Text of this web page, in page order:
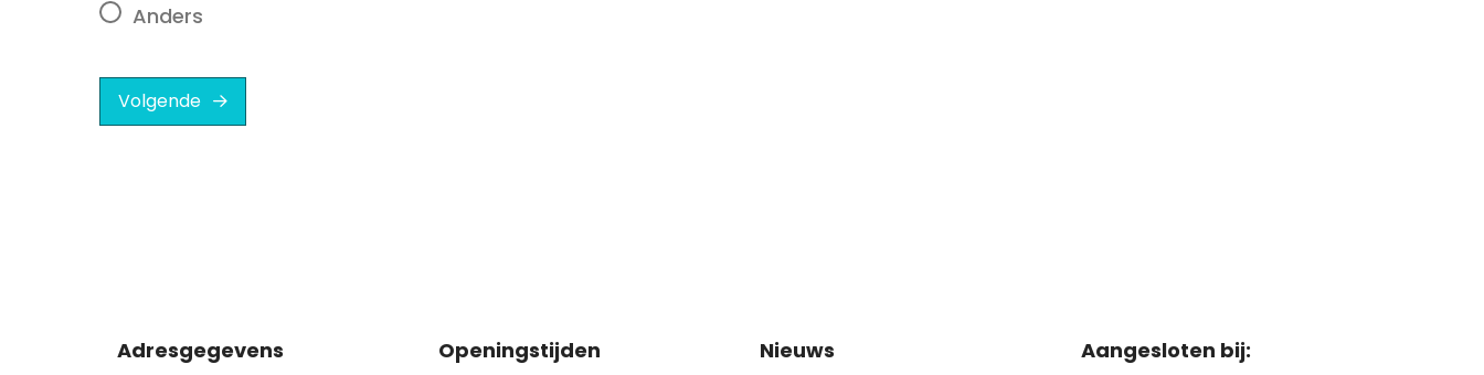
Anders
Volgende
Adresgegevens Openingstijden Nieuws Aangesloten bij: